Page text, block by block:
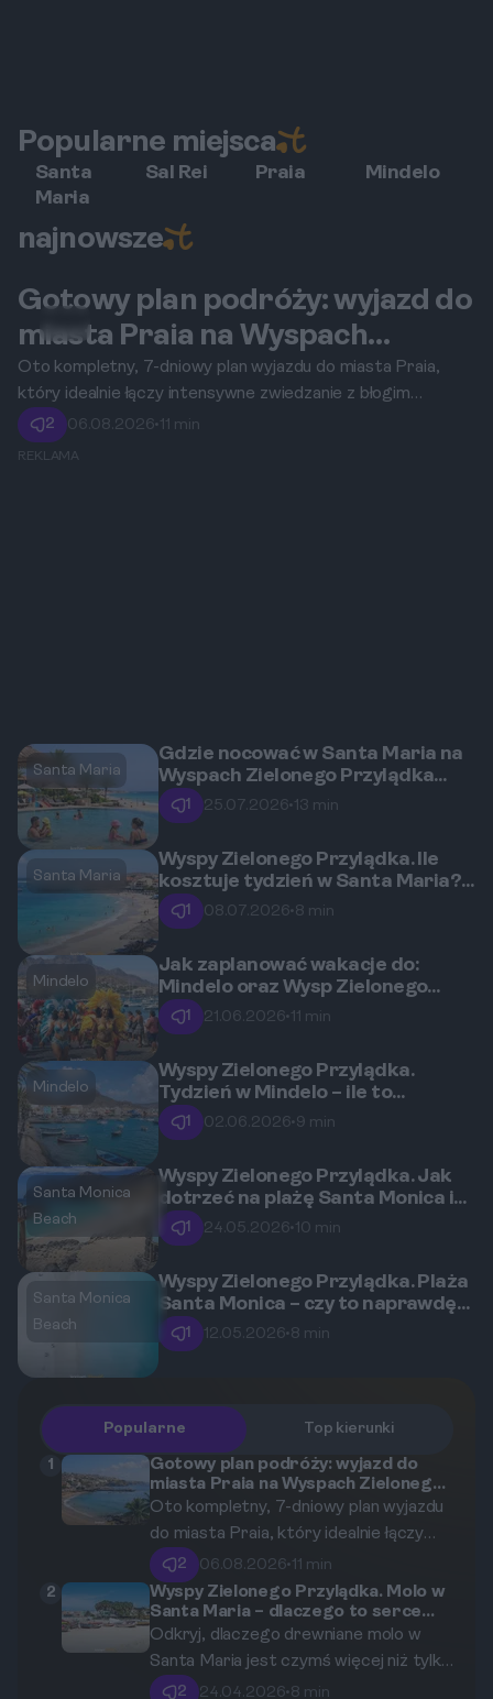
Popularne miejsca
Santa
Maria
Sal Rei Praia Mindelo
najnowsze
Gotowy plan podróży: wyjazd do
miasta Praia na Wyspach
Zielonego Przylądka na 7 dni
łączących zwiedzanie z relaksem
Oto kompletny, 7-dniowy plan wyjazdu do miasta Praia,
który idealnie łączy intensywne zwiedzanie z błogim
relaksem na słonecznych plażach.
2 06.08.2026• 11 min
REKLAMA
Santa Maria
Gdzie nocować w Santa Maria na
Wyspach Zielonego Przylądka
podczas rodzinnych wakacji z
małymi dziećmi
1 25.07.2026• 13 min
Santa Maria
Wyspy Zielonego Przylądka. Ile
kosztuje tydzień w Santa Maria?
Przykładowy budżet na lato 2026.
1 08.07.2026• 8 min
Mindelo
Jak zaplanować wakacje do:
Mindelo oraz Wysp Zielonego
Przylądka, by zdążyć na słynny
karnawał?
1 21.06.2026• 11 min
Mindelo
Wyspy Zielonego Przylądka.
Tydzień w Mindelo – ile to
kosztuje? Kompletne podliczenie
wydatków.
1 02.06.2026• 9 min
Santa Monica
Beach
Wyspy Zielonego Przylądka. Jak
dotrzeć na plażę Santa Monica i
co warto wiedzieć przed wizytą?
1 24.05.2026• 10 min
Santa Monica
Beach
Wyspy Zielonego Przylądka. Plaża
Santa Monica – czy to naprawdę
18 kilometrów nieskazitelnego
piasku?
1 12.05.2026• 8 min
Popularne Top kierunki
1
Gotowy plan podróży: wyjazd do
miasta Praia na Wyspach Zielonego
Przylądka na 7 dni łączących
zwiedzanie z relaksem
Oto kompletny, 7-dniowy plan wyjazdu
do miasta Praia, który idealnie łączy
intensywne zwiedzanie z błogim
relaksem na słonecznych plażach.
2 06.08.2026•11 min
2
Wyspy Zielonego Przylądka. Molo w
Santa Maria – dlaczego to serce
miasta i co tam zobaczysz?
Odkryj, dlaczego drewniane molo w
Santa Maria jest czymś więcej niż tylko
konstrukcją. To epicentrum lokalnego
2 24.04.2026•8 min